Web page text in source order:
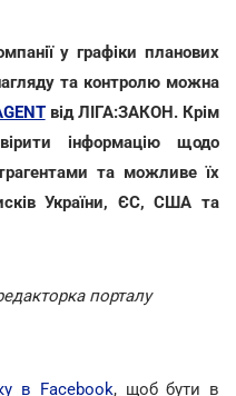
у графіки планових
та контролю можна
від ЛІГА:ЗАКОН. Крім
інформацію щодо
та можливе їх
України, ЄС, США та
порталу
в Facebook, щоб бути в